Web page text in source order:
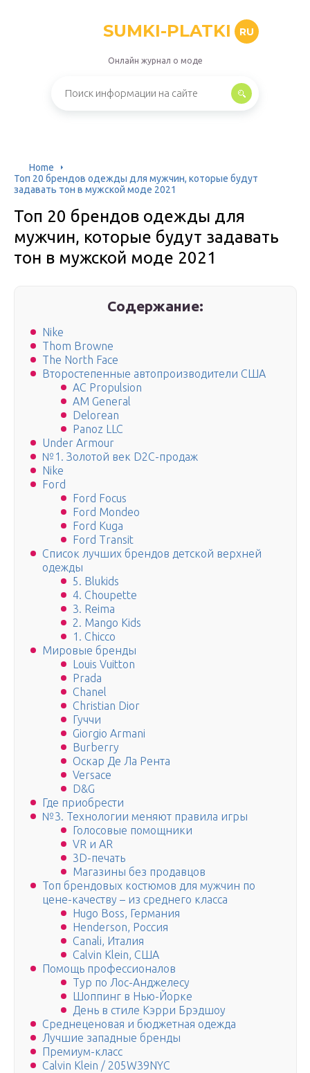
SUMKI-PLATKI RU
Онлайн журнал о моде
Home
Топ 20 брендов одежды для мужчин, которые будут
задавать тон в мужской моде 2021
Топ 20 брендов одежды для
мужчин, которые будут задавать
тон в мужской моде 2021
Содержание:
Nike
Thom Browne
The North Face
Второстепенные автопроизводители США
AC Propulsion
AM General
Delorean
Panoz LLC
Under Armour
№1. Золотой век D2C-продаж
Nike
Ford
Ford Focus
Ford Mondeo
Ford Kuga
Ford Transit
Список лучших брендов детской верхней
одежды
5. Blukids
4. Choupette
3. Reima
2. Mango Kids
1. Chicco
Мировые бренды
Louis Vuitton
Prada
Chanel
Christian Dior
Гуччи
Giorgio Armani
Burberry
Оскар Де Ла Рента
Versace
D&G
Где приобрести
№3. Технологии меняют правила игры
Голосовые помощники
VR и AR
3D-печать
Магазины без продавцов
Топ брендовых костюмов для мужчин по
цене-качеству – из среднего класса
Hugo Boss, Германия
Henderson, Россия
Canali, Италия
Calvin Klein, США
Помощь профессионалов
Тур по Лос-Анджелесу
Шоппинг в Нью-Йорке
День в стиле Кэрри Брэдшоу
Среднеценовая и бюджетная одежда
Лучшие западные бренды
Премиум-класс
Calvin Klein / 205W39NYC